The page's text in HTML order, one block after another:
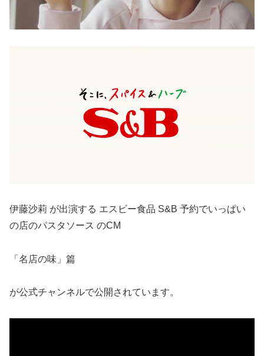
伊藤沙莉 が出演する エスビー食品 S&B 予約でいっぱい
の店のパスタソース のCM
「名店の味」篇
が公式チャンネルで公開されています。